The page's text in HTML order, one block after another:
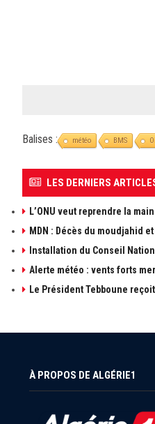
Balises : météo BMS
LES DERNIERS
L’ONU veut reprendre la
MDN : Décès du moudjahid
Installation du Conseil
Alerte météo : vents forts
Le Président Tebboune
À PROPOS DE ALGÉRIE1